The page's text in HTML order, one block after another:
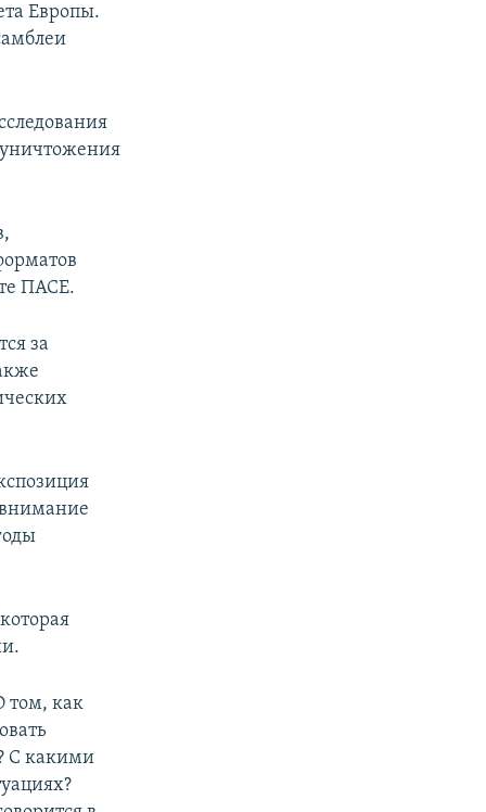
Европы.
уничтожения
ПАСЕ.
за
том, как
С какими